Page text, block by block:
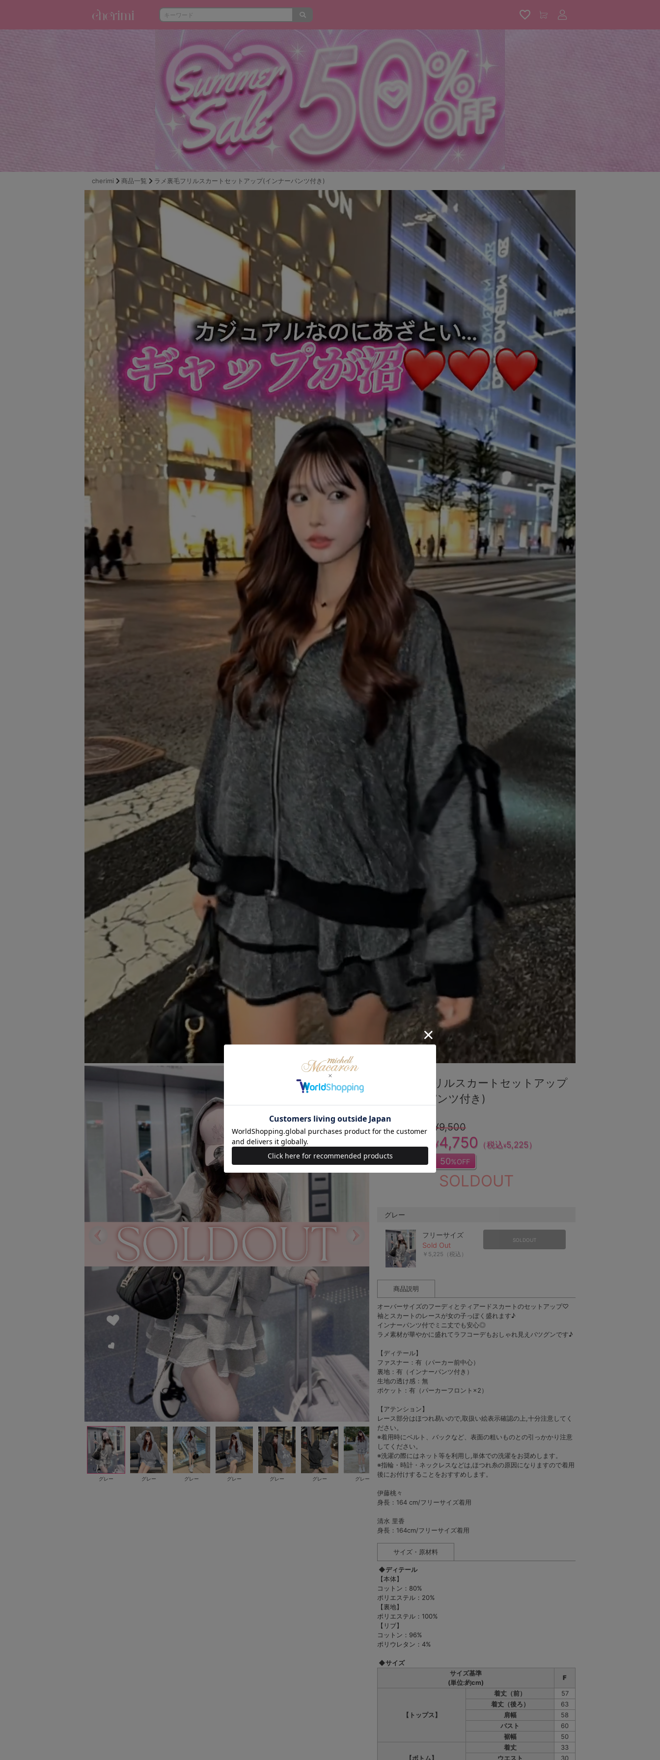
cherimi 商品一覧 ラメ裏毛フリルスカートセットアップ(インナーパンツ付き)
グレー グレー グレー グレー グレー グレー グレー グレー グレー グレー
ラメ裏毛フリルスカートセットアップ
(インナーパンツ付き)
¥9,500
¥4,750 （税込¥5,225）
50%OFF
SOLDOUT
グレー
フリーサイズ
Sold Out
￥5,225（税込）
SOLDOUT
商品説明
オーバーサイズのフーディとティアードスカートのセットアップ♡
袖とスカートのレースが女の子っぽく盛れます♪
インナーパンツ付でミニ丈でも安心◎
ラメ素材が華やかに盛れてラフコーデもおしゃれ見えバツグンです♪
【ディテール】
ファスナー：有（パーカー前中心）
裏地：有（インナーパンツ付き）
生地の透け感：無
ポケット：有（パーカーフロント×2）
【アテンション】
レース部分はほつれ易いので,取扱い絵表示確認の上,十分注意してく
ださい。
※着用時にベルト、バックなど、表面の粗いものとの引っかかり注意
してください。
※洗濯の際にはネット等を利用し,単体での洗濯をお奨めします。
※指輪・時計・ネックレスなどは,ほつれ糸の原因になりますので着用
後にお付けすることをおすすめします。
伊藤桃々
身長：164 cm/フリーサイズ着用
清水 里香
身長：164cm/フリーサイズ着用
サイズ・原材料
◆ディテール
【本体】
コットン：80%
ポリエステル：20%
【裏地】
ポリエステル：100%
【リブ】
コットン：96%
ポリウレタン：4%
◆サイズ
サイズ基準
(単位:約cm)
F
【トップス】
着丈（前）
57
着丈（後ろ）
63
肩幅
58
バスト
60
裾幅
50
【ボトム】
着丈
33
ウエスト
30